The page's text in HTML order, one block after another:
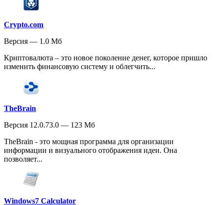
Crypto.com
Версия — 1.0 Мб
Криптовалюта – это новое поколение денег, которое пришло
изменить финансовую систему и облегчить...
TheBrain
Версия 12.0.73.0 — 123 Мб
TheBrain - это мощная программа для организации
информации и визуального отображения идеи. Она
позволяет...
Windows7 Calculator